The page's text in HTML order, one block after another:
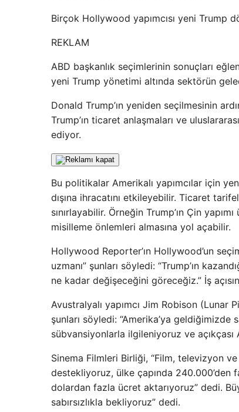
Birçok Hollywood yapımcısı yeni Trump
REKLAM
ABD başkanlık seçimlerinin sonuçları
yeni Trump yönetimi altında sektörün
Donald Trump’ın yeniden seçilmesinin
Trump’ın ticaret anlaşmaları ve
ediyor.
Bu politikalar Amerikalı yapımcılar için
dışına ihracatını etkileyebilir. Ticaret
sınırlayabilir. Örneğin Trump’ın Çin
misilleme önlemleri almasına yol açabilir.
Hollywood Reporter’ın Hollywood’un
uzmanı” şunları söyledi: “Trump’ın
ne kadar değişeceğini göreceğiz.” İş
Avustralyalı yapımcı Jim Robison (Lunar
şunları söyledi: “Amerika’ya
sübvansiyonlarla ilgileniyoruz ve
Sinema Filmleri Birliği, “Film, televizyon
destekliyoruz, ülke çapında
dolardan fazla ücret aktarıyoruz” dedi.
sabırsızlıkla bekliyoruz” dedi.